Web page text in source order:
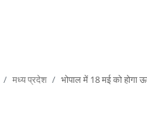
मध्य प्रदेश भोपाल में 18 मई को होगा